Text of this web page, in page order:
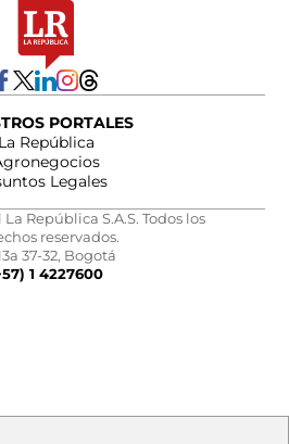
PORTALES
La República
Legales
República S.A.S. Todos los
reservados.
37-32, Bogotá
1 4227600